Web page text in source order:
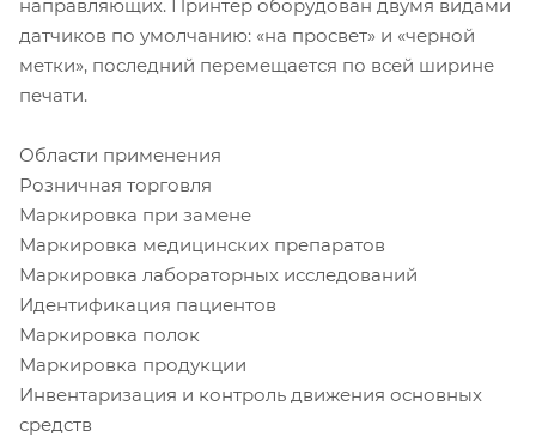
направляющих. Принтер оборудован двумя видами
датчиков по умолчанию: «на просвет» и «черной
метки», последний перемещается по всей ширине
печати.
Области применения
Розничная торговля
Маркировка при замене
Маркировка медицинских препаратов
Маркировка лабораторных исследований
Идентификация пациентов
Маркировка полок
Маркировка продукции
Инвентаризация и контроль движения основных
средств